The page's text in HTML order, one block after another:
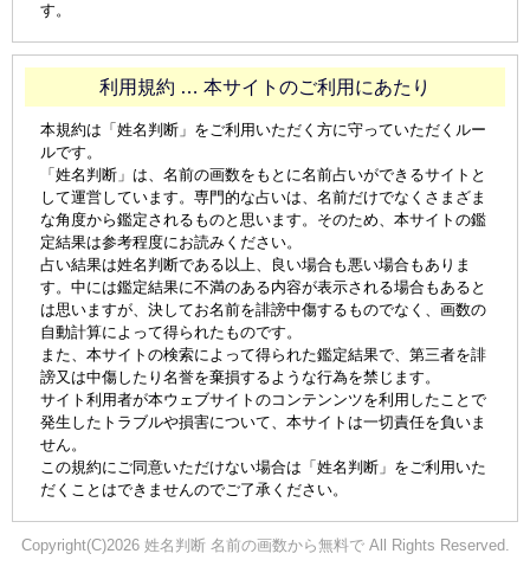
す。
利用規約 … 本サイトのご利用にあたり
本規約は「姓名判断」をご利用いただく方に守っていただくルー
ルです。
「姓名判断」は、名前の画数をもとに名前占いができるサイトと
して運営しています。専門的な占いは、名前だけでなくさまざま
な角度から鑑定されるものと思います。そのため、本サイトの鑑
定結果は参考程度にお読みください。
占い結果は姓名判断である以上、良い場合も悪い場合もありま
す。中には鑑定結果に不満のある内容が表示される場合もあると
は思いますが、決してお名前を誹謗中傷するものでなく、画数の
自動計算によって得られたものです。
また、本サイトの検索によって得られた鑑定結果で、第三者を誹
謗又は中傷したり名誉を棄損するような行為を禁じます。
サイト利用者が本ウェブサイトのコンテンンツを利用したことで
発生したトラブルや損害について、本サイトは一切責任を負いま
せん。
この規約にご同意いただけない場合は「姓名判断」をご利用いた
だくことはできませんのでご了承ください。
Copyright(C)2026 姓名判断 名前の画数から無料で All Rights Reserved.